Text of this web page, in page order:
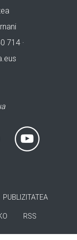
714 ·
PUBLIZITATEA
RSS